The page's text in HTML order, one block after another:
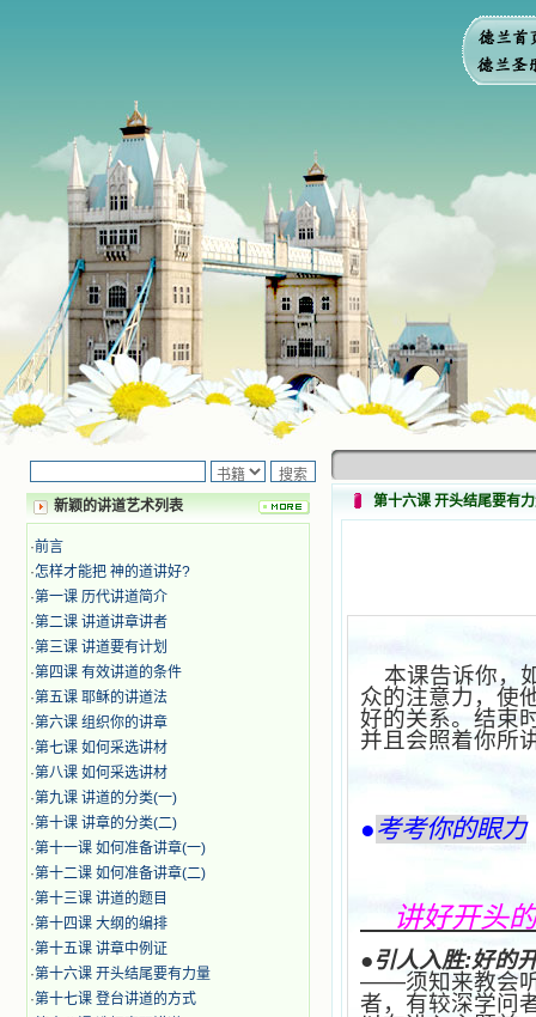
新颖的讲道艺术列表
·前言
·怎样才能把 神的道讲好?
·第一课 历代讲道简介
·第二课 讲道讲章讲者
·第三课 讲道要有计划
·第四课 有效讲道的条件
·第五课 耶稣的讲道法
·第六课 组织你的讲章
·第七课 如何采选讲材
·第八课 如何采选讲材
·第九课 讲道的分类(一)
·第十课 讲章的分类(二)
·第十一课 如何准备讲章(一)
·第十二课 如何准备讲章(二)
·第十三课 讲道的题目
·第十四课 大纲的编排
·第十五课 讲章中例证
·第十六课 开头结尾要有力量
·第十七课 登台讲道的方式
第十六课 开头结尾要有
本课告诉你，
众的注意力，使
好的关系。结束
并且会照着你所
●考考你的眼力
讲好开头
●引人入胜:好的
——须知来教会听
者，有较深学问